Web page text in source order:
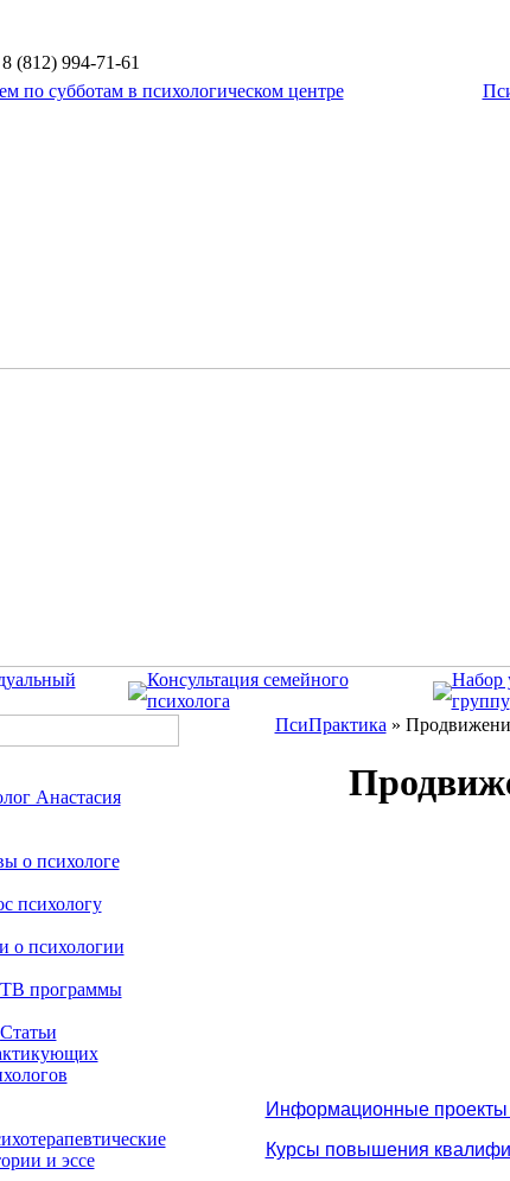
8 (812)994-71-61
по субботам в психологическом центре
Консультация семейного
психолога
Набор
группу
Анастасия
о психологе
психологу
о психологии
ТВ программы
Статьи
и эссе
ПсиПрактика »
Информационные проекты
Курсы повышения